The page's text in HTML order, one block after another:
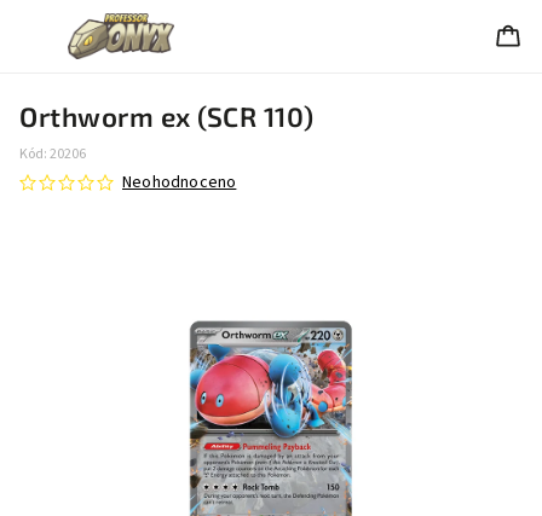
Orthworm ex (SCR 110)
Kód:20206
Neohodnoceno